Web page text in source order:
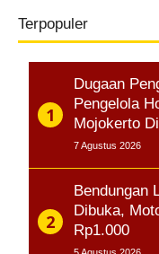
Terpopuler
Dugaan
Pengelola
Mojokerto
7 Agustus 2026
Bendungan
Dibuka,
Rp1.000